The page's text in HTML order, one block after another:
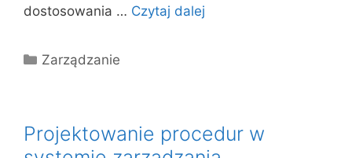
dostosowania … Czytaj dalej
Kategorie
Zarządzanie
Projektowanie procedur w